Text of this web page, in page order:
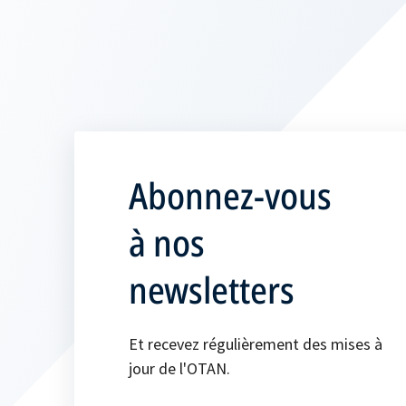
Abonnez-vous
à nos
newsletters
Et recevez régulièrement des mises à
jour de l'OTAN.